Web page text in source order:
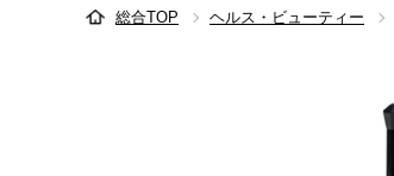
総合TOP ヘルス・ビューティー